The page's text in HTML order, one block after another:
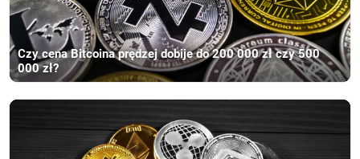
Czy cena Bitcoina prędzej dobije do 200 000 zł czy 500
000 zł?